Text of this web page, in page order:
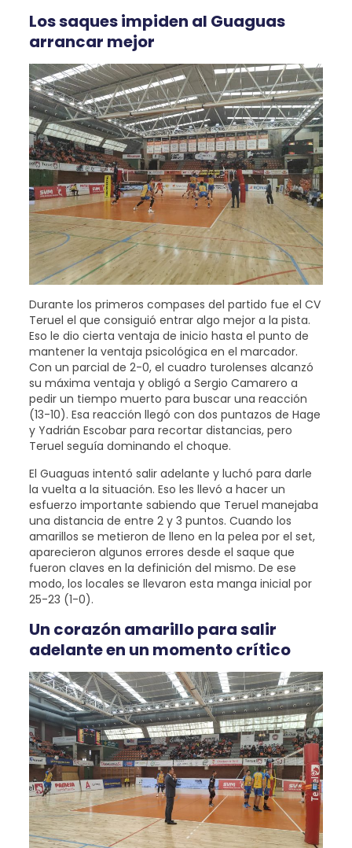
Los saques impiden al Guaguas
arrancar mejor
Durante los primeros compases del partido fue el CV
Teruel el que consiguió entrar algo mejor a la pista.
Eso le dio cierta ventaja de inicio hasta el punto de
mantener la ventaja psicológica en el marcador.
Con un parcial de 2-0, el cuadro turolenses alcanzó
su máxima ventaja y obligó a Sergio Camarero a
pedir un tiempo muerto para buscar una reacción
(13-10). Esa reacción llegó con dos puntazos de Hage
y Yadrián Escobar para recortar distancias, pero
Teruel seguía dominando el choque.
El Guaguas intentó salir adelante y luchó para darle
la vuelta a la situación. Eso les llevó a hacer un
esfuerzo importante sabiendo que Teruel manejaba
una distancia de entre 2 y 3 puntos. Cuando los
amarillos se metieron de lleno en la pelea por el set,
aparecieron algunos errores desde el saque que
fueron claves en la definición del mismo. De ese
modo, los locales se llevaron esta manga inicial por
25-23 (1-0).
Un corazón amarillo para salir
adelante en un momento crítico